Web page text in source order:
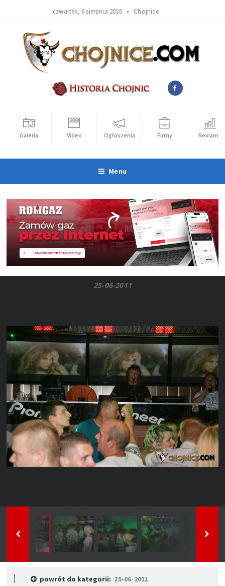
czwartek, 6 sierpnia 2026 • Chojnice
Galeria Video Ogłoszenia Firmy Reklama
Menu
25-06-2011
powrót do kategorii: 25-06-2011